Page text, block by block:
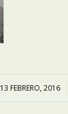
13 FEBRERO, 2016
/